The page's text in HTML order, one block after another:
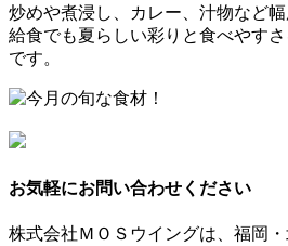
炒めや煮浸し、カレー、汁物など幅
給食でも夏らしい彩りと食べやす
です。
お気軽にお問い合わせください
株式会社ＭＯＳウイングは、福岡